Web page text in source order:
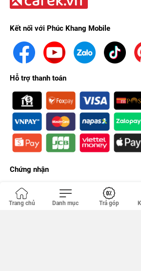
iOS 8
Smartphone 6 Plus đi kèm với hệ
Apple - iOS 8. Hệ điều hành này đi
đáng kinh ngạc giúp hợp lý hóa quy
lúc mọi nơi. IPhone 6+ cũng đi kèm với
tổ chức.
Kết nối với Phúc Khang Mobile
Hỗ trợ thanh toán
Chứng nhận
Trang chủ Danh mục Trả góp